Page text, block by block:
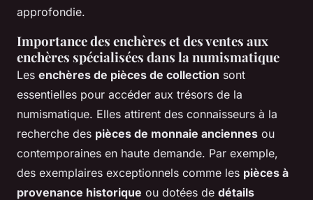
approfondie.
Importance des enchères et des ventes aux
enchères spécialisées dans la numismatique
Les enchères de pièces de collection sont
essentielles pour accéder aux trésors de la
numismatique. Elles attirent des connaisseurs à la
recherche des pièces de monnaie anciennes ou
contemporaines en haute demande. Par exemple,
des exemplaires exceptionnels comme les pièces à
provenance historique ou dotées de détails